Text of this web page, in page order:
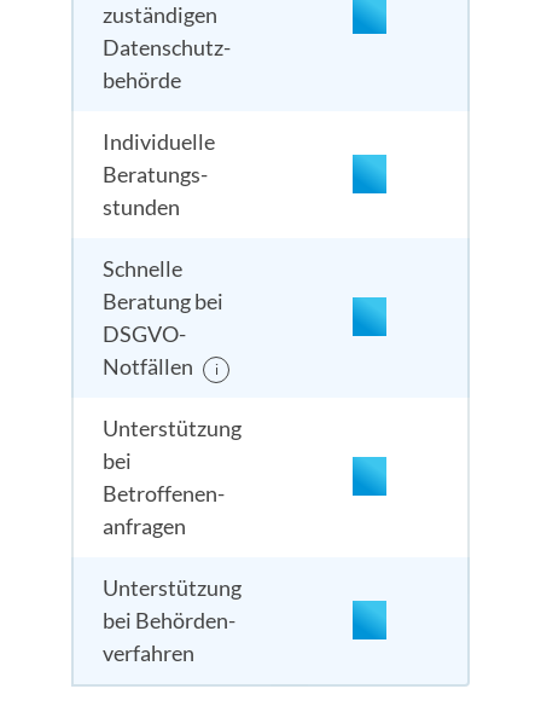
zuständigen
Daten­schutz­
behörde
Individuelle
Beratungs­
stunden
Schnelle
Beratung bei
DSGVO-
Notfällen
i
Unter­stützung
bei
Betroffenen­
anfragen
Unterstützung
bei Behörden­
verfahren